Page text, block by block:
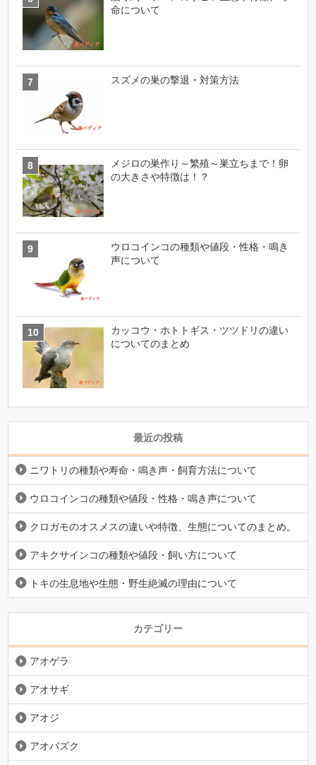
命について
スズメの巣の撃退・対策方法
メジロの巣作り～繁殖～巣立ちまで！卵
の大きさや特徴は！？
ウロコインコの種類や値段・性格・鳴き
声について
カッコウ・ホトトギス・ツツドリの違い
についてのまとめ
最近の投稿
ニワトリの種類や寿命・鳴き声・飼育方法について
ウロコインコの種類や値段・性格・鳴き声について
クロガモのオスメスの違いや特徴、生態についてのまとめ。
アキクサインコの種類や値段・飼い方について
トキの生息地や生態・野生絶滅の理由について
カテゴリー
アオゲラ
アオサギ
アオジ
アオバズク